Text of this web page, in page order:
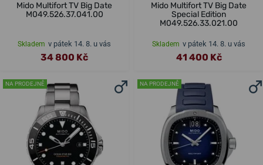
Mido Multifort TV Big Date
M049.526.37.041.00
Skladem v pátek 14. 8. u vás
34 800 Kč
Mido Multifort TV Big Date
Special Edition
M049.526.33.021.00
Skladem v pátek 14. 8. u vás
41 400 Kč
NA PRODEJNĚ NA PRODEJNĚ